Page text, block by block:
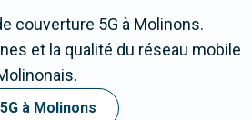
couverture 5G à Molinons.
et la qualité du réseau mobile
5G à Molinons